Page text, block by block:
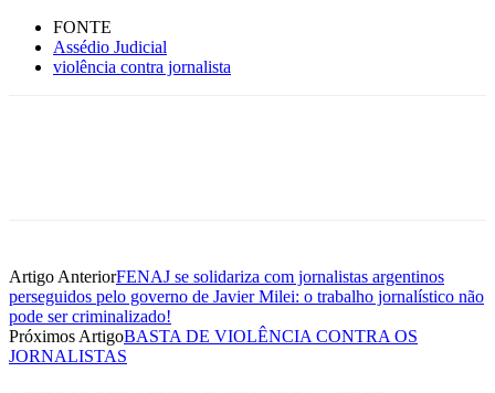
FONTE
Assédio Judicial
violência contra jornalista
Artigo AnteriorFENAJ se solidariza com jornalistas argentinos
perseguidos pelo governo de Javier Milei: o trabalho jornalístico não
pode ser criminalizado!
Próximos ArtigoBASTA DE VIOLÊNCIA CONTRA OS
JORNALISTAS